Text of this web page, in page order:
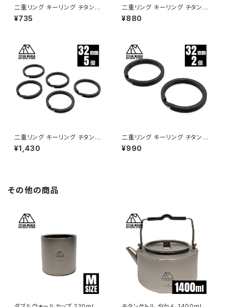
二重リング キーリング チタン製
ブラック 50mm×1個 超軽量 頑
丈 サビに強い 二重丸カン スプ
¥735
二重リング キーリング チタン製
ブラック 35mm×2個 超軽量 頑
丈 サビに強い 二重丸カン スプ
¥880
二重リング キーリング チタン製
ブラック 32mm×5個 超軽量 頑
丈 サビに強い 二重丸カン スプ
¥1,430
二重リング キーリング チタン製
ブラック 32mm×2個 超軽量 頑
丈 サビに強い 二重丸カン スプ
¥990
その他の商品